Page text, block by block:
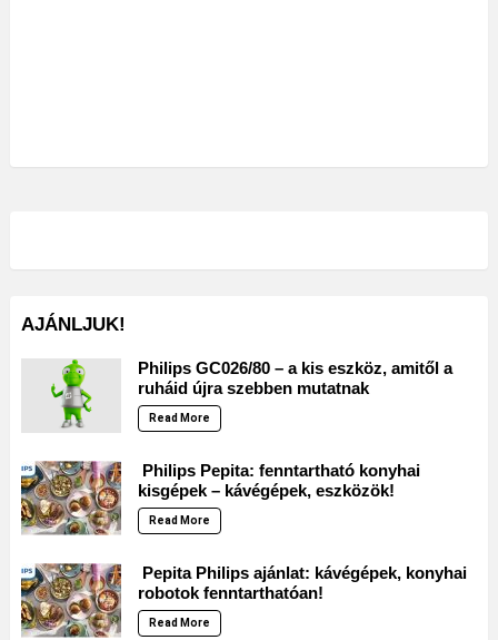
AJÁNLJUK!
Philips GC026/80 – a kis eszköz, amitől a
ruháid újra szebben mutatnak
Read More
Philips Pepita: fenntartható konyhai
kisgépek – kávégépek, eszközök!
Read More
Pepita Philips ajánlat: kávégépek, konyhai
robotok fenntarthatóan!
Read More